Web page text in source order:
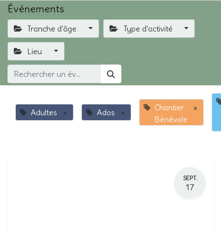
Événements
Tranche d'âge Type d'activité
Lieu
Adultes × Ados ×
Chantier
Bénévole
×
SEPT.
17